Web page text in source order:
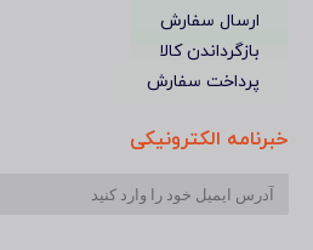
ارسال سفارش
بازگرداندن کالا
پرداخت سفارش
خبرنامه الکترونیکی